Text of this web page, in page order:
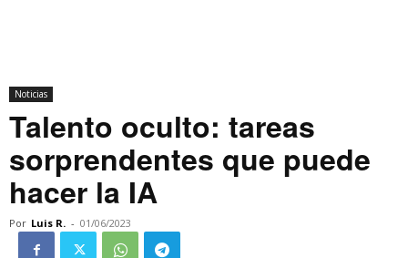
Noticias
Talento oculto: tareas
sorprendentes que puede
hacer la IA
Por Luis R. - 01/06/2023